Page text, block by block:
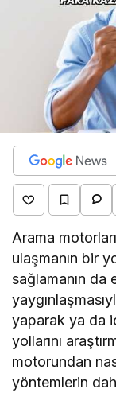
Arama
ulaşmanın bir
sağlamanın da
yaparak ya da
yollarını
motorundan
yöntemlerin